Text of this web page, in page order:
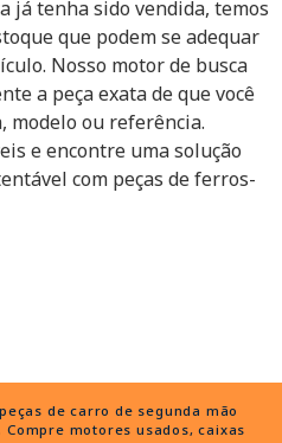
já tenha sido vendida, temos
que podem se adequar
Nosso motor de busca
a peça exata de que você
modelo ou referência.
e encontre uma solução
com peças de ferros-
de carro de segunda mão
motores usados, caixas